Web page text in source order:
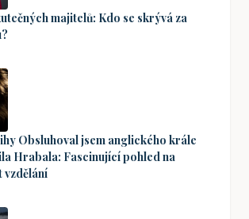
majitelů: Kdo se skrývá za
Obsluhoval jsem anglického krále
Hrabala: Fascinující pohled na
vzdělání